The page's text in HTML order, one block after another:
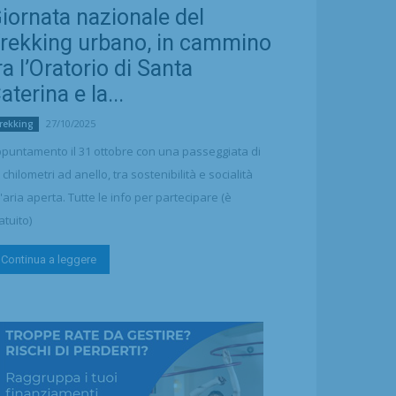
nazionale del
urbano, in cammino
l’Oratorio di Santa
e la...
27/10/2025
il 31 ottobre con una passeggiata di
chilometri ad anello, tra sostenibilità e socialità
aperta. Tutte le info per partecipare (è
Continua a leggere